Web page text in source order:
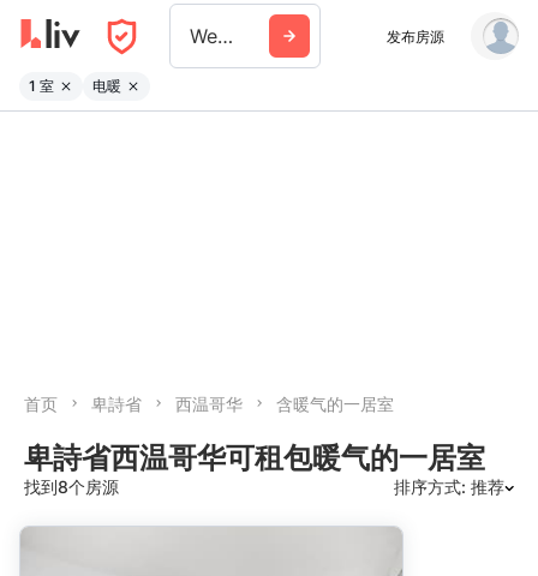
West Vancouver 发布房源
1 室 电暖
首页 卑詩省 西温哥华 含暖气的一居室
卑詩省西温哥华可租包暖气的一居室
找到8个房源 排序方式: 推荐